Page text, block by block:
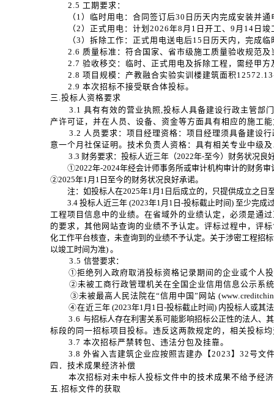
2.5 工期要求 ：
（ 1 ） 临时用电：合同签订后30日历天内完成安装并通
（2 ） 正式用电：计划 2026年8月1日开工、9月14日
（3 ） 拆除工作：正式用电送电后15日历天内，完成
2.6 质量标准：符合国家、省市级施工 质量验收规范及
2.7 验收移交：临时、正式用电及拆除工程，需经甲
2.8 项目规模：产教融合实验实训楼建筑面积
2 .9 本次招标不接受联合体投标。
三 .投标人资格要求
3 .1 具有有效的营业执照,投标人具备建设行政主管部
产许可证，并在人员、设备、资金等方面具有相应的施工
3 .2 人员要求：项目经理资格：项目经理须具备建设
意一个月社保证明。 技术负责人资格 ： 具有相关专业中级
3 .3 财务要求： 投标人近三年（2022年-至今）财务状况良
①2022年-2024年经会计师事务所或审计机构审计的财务
②2025年1月1日至今的财务状况良好承诺。
注：如投标人在2025年1月1日后成立的 ，只提供成立之日
3.4 投标人近三年 (2023年1月1日-投标截止时间) 至少完成
工程项目信息中的业绩。在省域外的业绩认定，必须是通
的要求 ，其他网站查询的业绩不予认定。评标过程中，评
化工作平台核查，未查询到的业绩不予认定。关于涉密工程招
以竣工时间为准) 。
3.5 信誉要求：
①拒绝列入政府取消投标资格记录期间的企业或个人
②未被工商行政管理机关在全国企业信用信息公示系统
③未被最高人民法院在“信用中国”网站 (www.
④在近三年 (2023年1月1日-投标截止时间) 内投标人或其
3.6 与招标人存在利害关系可能影响招标公正性的法人、
标段的同一招标项目投标。违反这两款规定的，相关投标
3.7 本次招标严禁转包、违法分包及挂靠。
3.8 外省入吉建筑企业应按照吉建办【2023】32号文
四．技术成果经济补偿
本次招标对未中标人投标文件中的技术成果不给予经
五 .招标文件的获取